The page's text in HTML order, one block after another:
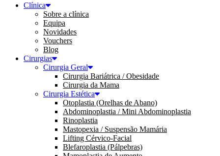
Clínica
Sobre a clínica
Equipa
Novidades
Vouchers
Blog
Cirurgias
Cirurgia Geral
Cirurgia Bariátrica / Obesidade
Cirurgia da Mama
Cirurgia Estética
Otoplastia (Orelhas de Abano)
Abdominoplastia / Mini Abdominoplastia
Rinoplastia
Mastopexia / Suspensão Mamária
Lifting Cérvico-Facial
Blefaroplastia (Pálpebras)